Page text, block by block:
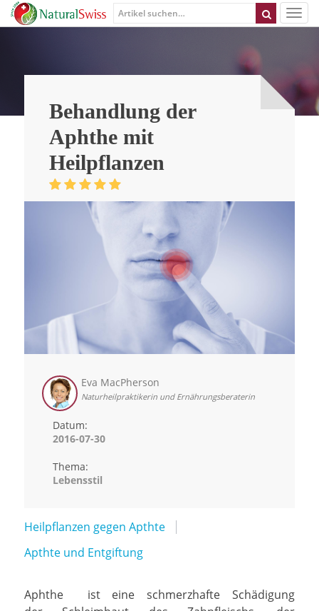
Behandlung der
Aphthe mit
Heilpflanzen
Eva MacPherson
Naturheilpraktikerin und Ernährungsberaterin
Datum:
2016-07-30
Thema:
Lebensstil
Heilpflanzen gegen Apthte
Apthte und Entgiftung
Aphthe ist eine schmerzhafte Schädigung